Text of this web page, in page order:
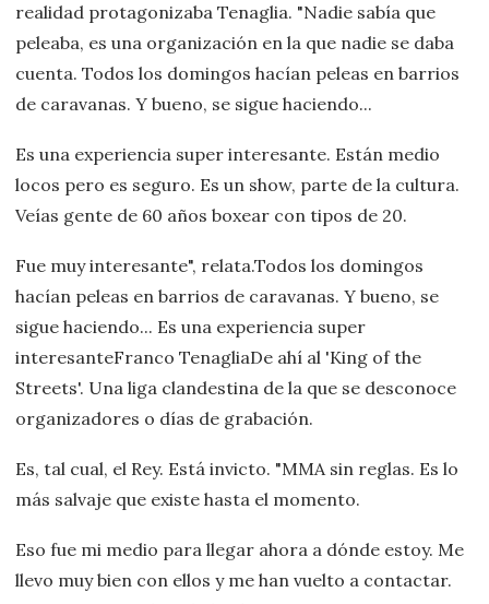
realidad protagonizaba Tenaglia. "Nadie sabía que
peleaba, es una organización en la que nadie se daba
cuenta. Todos los domingos hacían peleas en barrios
de caravanas. Y bueno, se sigue haciendo...
Es una experiencia super interesante. Están medio
locos pero es seguro. Es un show, parte de la cultura.
Veías gente de 60 años boxear con tipos de 20.
Fue muy interesante", relata.Todos los domingos
hacían peleas en barrios de caravanas. Y bueno, se
sigue haciendo... Es una experiencia super
interesanteFranco TenagliaDe ahí al 'King of the
Streets'. Una liga clandestina de la que se desconoce
organizadores o días de grabación.
Es, tal cual, el Rey. Está invicto. "MMA sin reglas. Es lo
más salvaje que existe hasta el momento.
Eso fue mi medio para llegar ahora a dónde estoy. Me
llevo muy bien con ellos y me han vuelto a contactar.